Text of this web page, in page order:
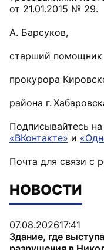
от 21.01.2015 № 29.
А. Барсуков,
старший помощник
прокурора
района г.
Подписывайтесь
«ВКонтакте» и
Почта для связи с
НОВОСТИ
07.08.202617:41
Здание, где